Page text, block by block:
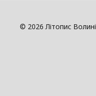
© 2026 Літопис Волині